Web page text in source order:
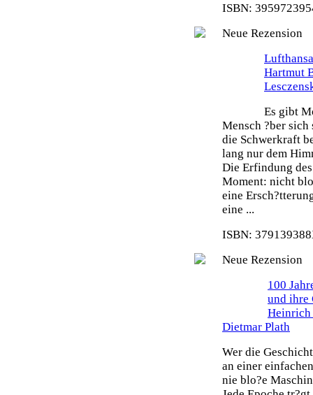
ISBN:
Neue Rezension
Hartmut
Es gibt
Mensch ?ber sich
die Schwerkraft
lang nur dem
Die Erfindung
Moment: nicht
eine
eine ...
ISBN:
Neue Rezension
100
und ihre
Heinrich
Dietmar Plath
Wer die
an einer
nie blo?e